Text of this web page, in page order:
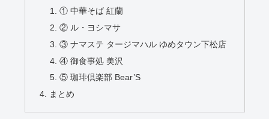
① 中華そば 紅蘭
② ル・ヨシマサ
③ ナマステ タージマハル ゆめタウン下松店
④ 御食事処 美沢
⑤ 珈琲倶楽部 Bear’S
まとめ